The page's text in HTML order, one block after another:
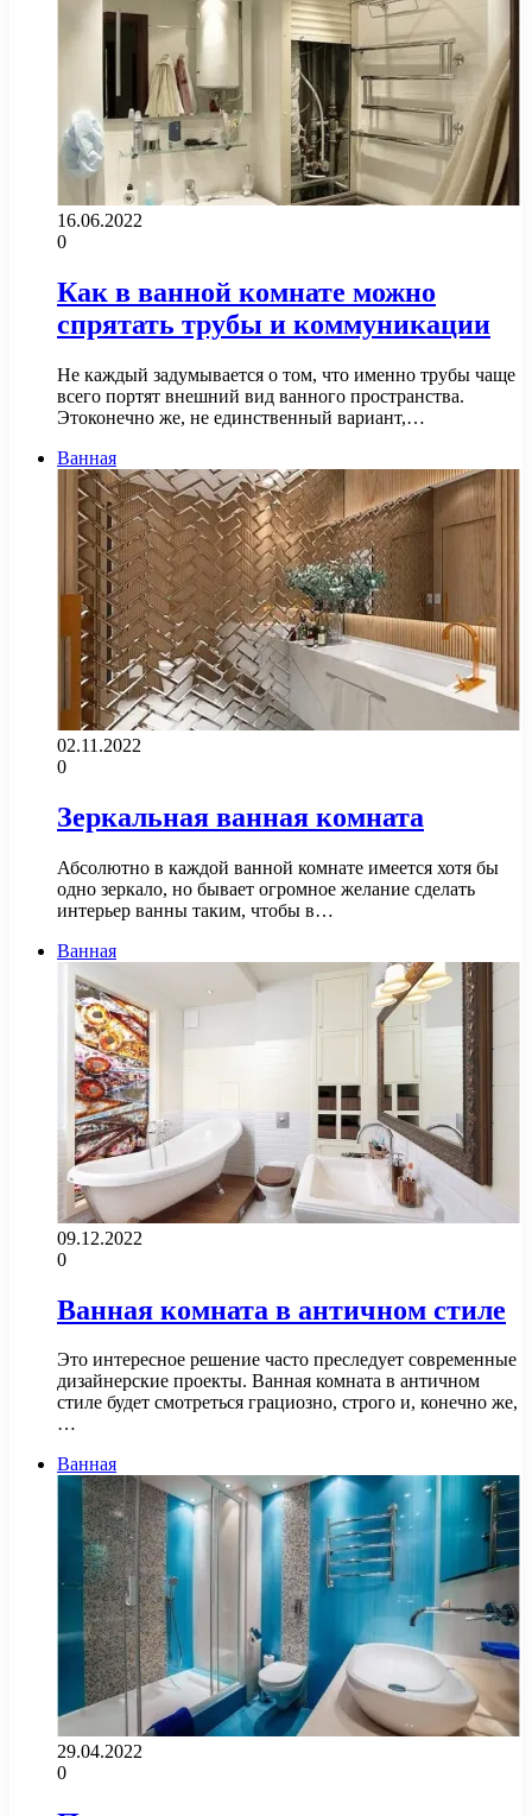
16.06.2022
0
Как в ванной комнате можно
спрятать трубы и коммуникации
Не каждый задумывается о том, что именно трубы чаще
всего портят внешний вид ванного пространства.
Этоконечно же, не единственный вариант,…
Ванная
02.11.2022
0
Зеркальная ванная комната
Абсолютно в каждой ванной комнате имеется хотя бы
одно зеркало, но бывает огромное желание сделать
интерьер ванны таким, чтобы в…
Ванная
09.12.2022
0
Ванная комната в античном стиле
Это интересное решение часто преследует современные
дизайнерские проекты. Ванная комната в античном
стиле будет смотреться грациозно, строго и, конечно же,
…
Ванная
29.04.2022
0